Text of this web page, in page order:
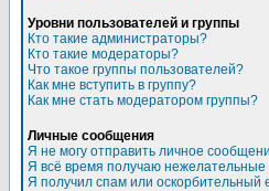
Уровни пользователей и группы
Кто такие администраторы?
Кто такие модераторы?
Что такое группы пользователей?
Как мне вступить в группу?
Как мне стать модератором группы?
Личные сообщения
Я не могу отправить личное
Я всё время получаю
Я получил спам или оскорбительный